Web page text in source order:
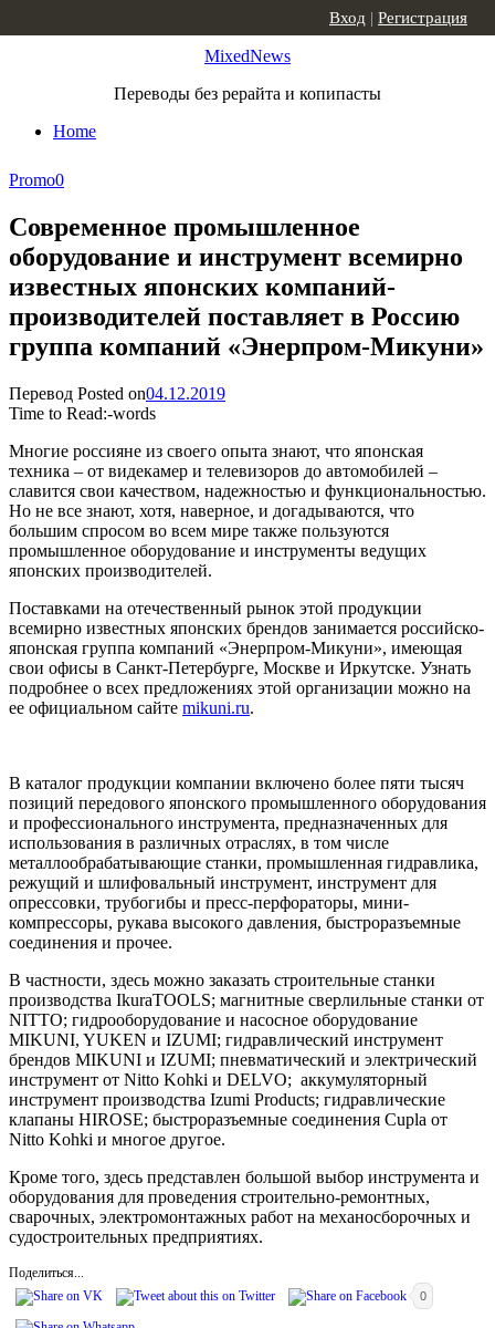
MixedNews
Переводы без рерайта и копипасты
Home
Вход | Регистрация
Promo0
Современное промышленное
оборудование и инструмент всемирно
известных японских компаний-
производителей поставляет в Россию
группа компаний «Энерпром-Микуни»
Перевод Posted on04.12.2019
Time to Read:-words
Многие россияне из своего опыта знают, что японская
техника – от видекамер и телевизоров до автомобилей –
славится свои качеством, надежностью и функциональностью.
Но не все знают, хотя, наверное, и догадываются, что
большим спросом во всем мире также пользуются
промышленное оборудование и инструменты ведущих
японских производителей.
Поставками на отечественный рынок этой продукции
всемирно известных японских брендов занимается российско-
японская группа компаний «Энерпром-Микуни», имеющая
свои офисы в Санкт-Петербурге, Москве и Иркутске. Узнать
подробнее о всех предложениях этой организации можно на
ее официальном сайте mikuni.ru.
В каталог продукции компании включено более пяти тысяч
позиций передового японского промышленного оборудования
и профессионального инструмента, предназначенных для
использования в различных отраслях, в том числе
металлообрабатывающие станки, промышленная гидравлика,
режущий и шлифовальный инструмент, инструмент для
опрессовки, трубогибы и пресс-перфораторы, мини-
компрессоры, рукава высокого давления, быстроразъемные
соединения и прочее.
В частности, здесь можно заказать строительные станки
производства IkuraTOOLS; магнитные сверлильные станки от
NITTO; гидрооборудование и насосное оборудование
MIKUNI, YUKEN и IZUMI; гидравлический инструмент
брендов MIKUNI и IZUMI; пневматический и электрический
инструмент от Nitto Kohki и DELVO; аккумуляторный
инструмент производства Izumi Products; гидравлические
клапаны HIROSE; быстроразъемные соединения Cupla от
Nitto Kohki и многое другое.
Кроме того, здесь представлен большой выбор инструмента и
оборудования для проведения строительно-ремонтных,
сварочных, электромонтажных работ на механосборочных и
судостроительных предприятиях.
Поделиться...
0